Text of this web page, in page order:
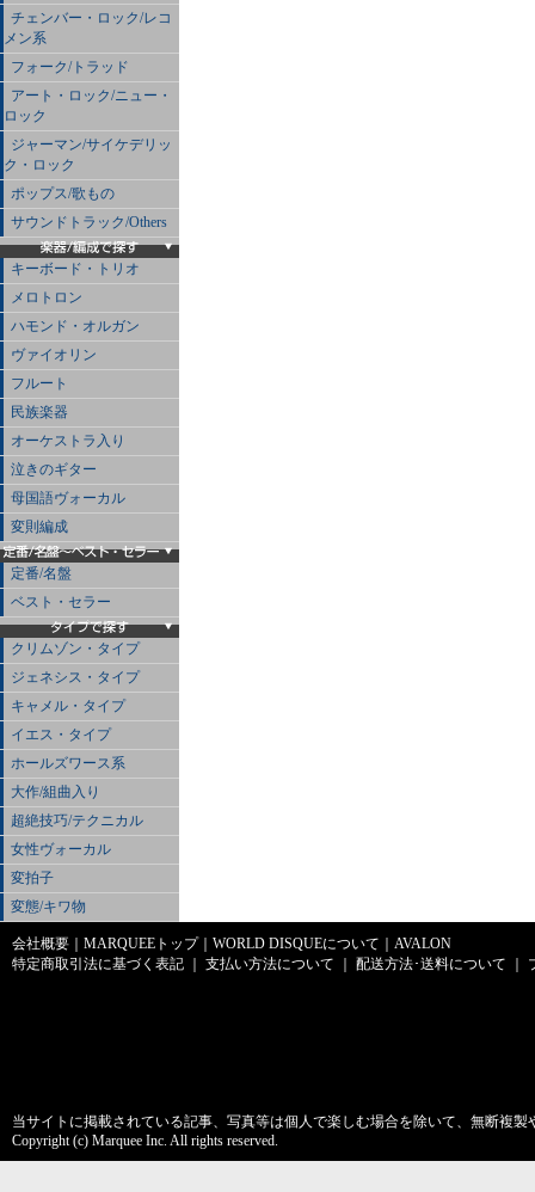
チェンバー・ロック/レコ
メン系
フォーク/トラッド
アート・ロック/ニュー・
ロック
ジャーマン/サイケデリッ
ク・ロック
ポップス/歌もの
サウンドトラック/Others
キーボード・トリオ
メロトロン
ハモンド・オルガン
ヴァイオリン
フルート
民族楽器
オーケストラ入り
泣きのギター
母国語ヴォーカル
変則編成
定番/名盤
ベスト・セラー
クリムゾン・タイプ
ジェネシス・タイプ
キャメル・タイプ
イエス・タイプ
ホールズワース系
大作/組曲入り
超絶技巧/テクニカル
女性ヴォーカル
変拍子
変態/キワ物
会社概要 MARQUEEトップ｜ WORLD DISQUEについて
AVALON
特定商取引法に基づく表記
支払い方法について 配送方法･送料について
当サイトに掲載されている記事、写真等は個人で楽しむ場合を除いて、無断複
Copyright (c) Marquee Inc. All rights reserved.